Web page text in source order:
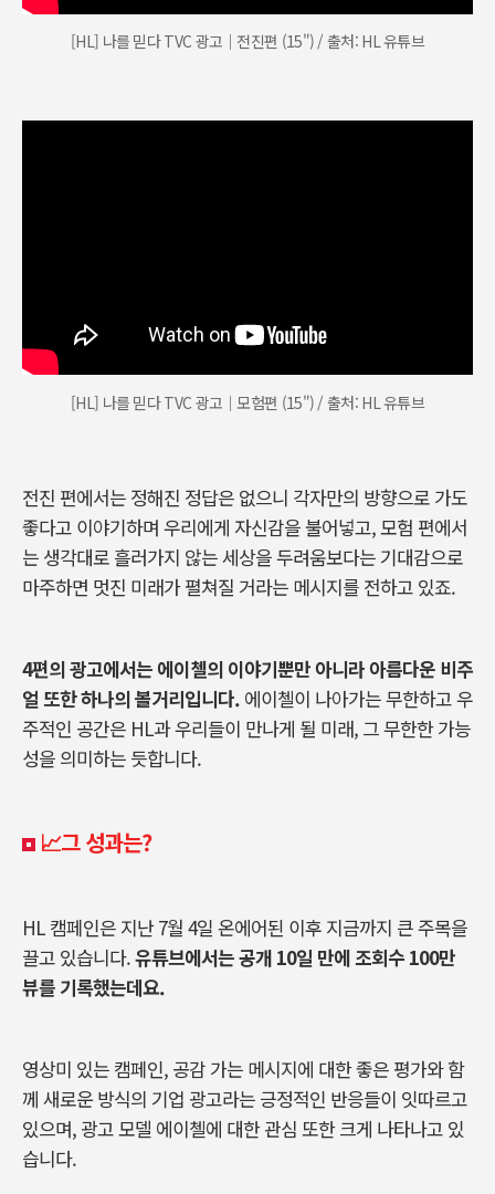
[HL] 나를 믿다 TVC 광고｜전진편 (15") / 출처: HL 유튜브
[HL] 나를 믿다 TVC 광고｜모험편 (15") / 출처: HL 유튜브
전진 편에서는 정해진 정답은 없으니 각자만의 방향으로 가도
좋다고 이야기하며 우리에게 자신감을 불어넣고, 모험 편에서
는 생각대로 흘러가지 않는 세상을 두려움보다는 기대감으로
마주하면 멋진 미래가 펼쳐질 거라는 메시지를 전하고 있죠.
4편의 광고에서는 에이첼의 이야기뿐만 아니라 아름다운 비주
얼 또한 하나의 볼거리입니다. 에이첼이 나아가는 무한하고 우
주적인 공간은 HL과 우리들이 만나게 될 미래, 그 무한한 가능
성을 의미하는 듯합니다.
📈그 성과는?
HL 캠페인은 지난 7월 4일 온에어된 이후 지금까지 큰 주목을
끌고 있습니다.유튜브에서는 공개 10일 만에 조회수 100만
뷰를 기록했는데요.
영상미 있는 캠페인, 공감 가는 메시지에 대한 좋은 평가와 함
께 새로운 방식의 기업 광고라는 긍정적인 반응들이 잇따르고
있으며, 광고 모델 에이첼에 대한 관심 또한 크게 나타나고 있
습니다.